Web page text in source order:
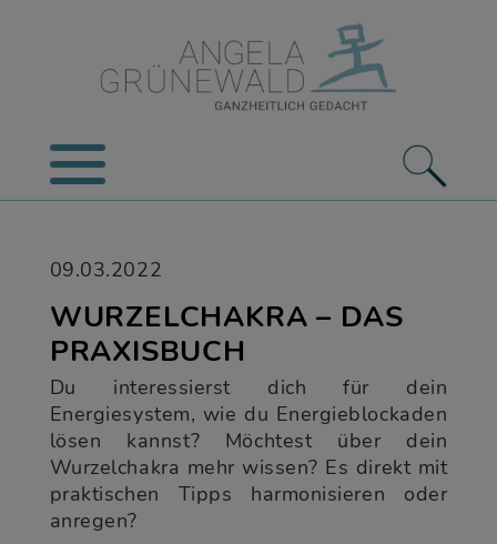
09.03.2022
WURZELCHAKRA – DAS
PRAXISBUCH
Du interessierst dich für dein
Energiesystem, wie du Energieblockaden
lösen kannst? Möchtest über dein
Wurzelchakra mehr wissen? Es direkt mit
praktischen Tipps harmonisieren oder
anregen?